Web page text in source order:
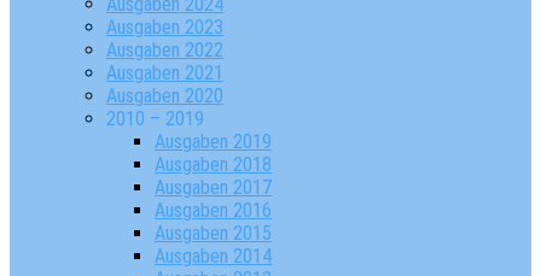
Ausgaben 2023
Ausgaben 2022
Ausgaben 2021
Ausgaben 2020
2010 – 2019
Ausgaben 2019
Ausgaben 2018
Ausgaben 2017
Ausgaben 2016
Ausgaben 2015
Ausgaben 2014